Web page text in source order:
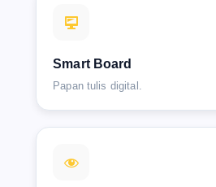
Smart Board
Papan tulis digital.